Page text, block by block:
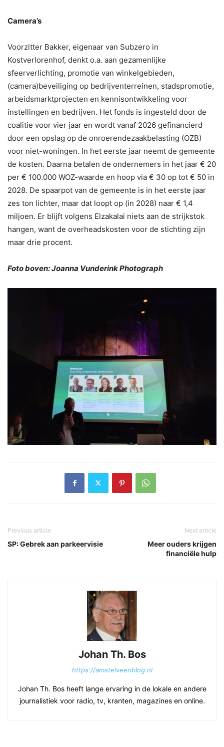
Camera’s
Voorzitter Bakker, eigenaar van Subzero in
Kostverlorenhof, denkt o.a. aan gezamenlijke
sfeerverlichting, promotie van winkelgebieden,
(camera)beveiliging op bedrijventerreinen, stadspromotie,
arbeidsmarktprojecten en kennisontwikkeling voor
instellingen en bedrijven. Het fonds is ingesteld door de
coalitie voor vier jaar en wordt vanaf 2026 gefinancierd
door een opslag op de onroerendezaakbelasting (OZB)
voor niet-woningen. In het eerste jaar neemt de gemeente
de kosten. Daarna betalen de ondernemers in het jaar € 20
per € 100.000 WOZ-waarde en hoop via € 30 op tot € 50 in
2028. De spaarpot van de gemeente is in het eerste jaar
zes ton lichter, maar dat loopt op (in 2028) naar € 1,4
miljoen. Er blijft volgens Elzakalai niets aan de strijkstok
hangen, want de overheadskosten voor de stichting zijn
maar drie procent.
Foto boven: Joanna Vunderink Photograph
Previous article
SP: Gebrek aan parkeervisie
Next article
Meer ouders krijgen
financiële hulp
Johan Th. Bos
https://amstelveenblog.nl
Johan Th. Bos heeft lange ervaring in de lokale en andere
journalistiek voor radio, tv, kranten, magazines en online.